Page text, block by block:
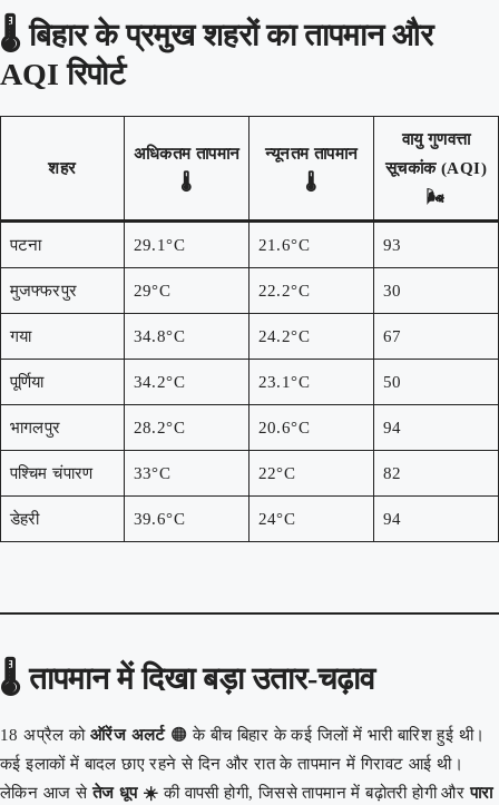
🌡️बिहार के प्रमुख शहरों का तापमान और
AQI रिपोर्ट
शहर
अधिकतम तापमान
🌡️
न्यूनतम तापमान
🌡️
वायु गुणवत्ता
सूचकांक (AQI)
🌬️
पटना 29.1°C 21.6°C 93
मुजफ्फरपुर 29°C 22.2°C 30
गया 34.8°C 24.2°C 67
पूर्णिया 34.2°C 23.1°C 50
भागलपुर 28.2°C 20.6°C 94
पश्चिम चंपारण 33°C 22°C 82
डेहरी 39.6°C 24°C 94
🌡️तापमान में दिखा बड़ा उतार-चढ़ाव
18 अप्रैल को ऑरेंज अलर्ट🟠 के बीच बिहार के कई जिलों में भारी बारिश हुई थी।
कई इलाकों में बादल छाए रहने से दिन और रात के तापमान में गिरावट आई थी।
लेकिन आज सेतेज धूप ☀️ की वापसी होगी, जिससे तापमान में बढ़ोतरी होगी औरपारा